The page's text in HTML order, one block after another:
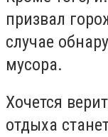
призвал
случае
мусора.
Хочется
отдыха